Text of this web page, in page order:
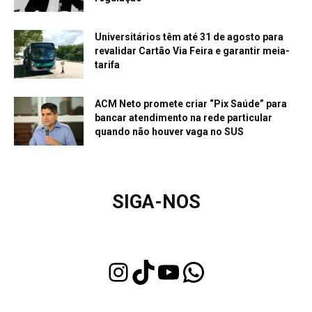
Universitários têm até 31 de agosto para
revalidar Cartão Via Feira e garantir meia-
tarifa
ACM Neto promete criar “Pix Saúde” para
bancar atendimento na rede particular
quando não houver vaga no SUS
SIGA-NOS
InstagramTikTok Youtube WhatsApp